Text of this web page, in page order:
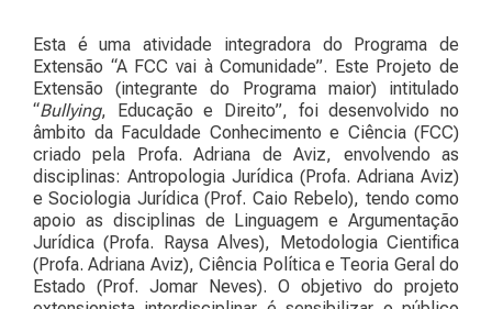
Esta é uma atividade integradora do Programa de
Extensão “A FCC vai à Comunidade”. Este Projeto de
Extensão (integrante do Programa maior) intitulado
“Bullying, Educação e Direito”, foi desenvolvido no
âmbito da Faculdade Conhecimento e Ciência (FCC)
criado pela Profa. Adriana de Aviz, envolvendo as
disciplinas: Antropologia Jurídica (Profa. Adriana Aviz)
e Sociologia Jurídica (Prof. Caio Rebelo), tendo como
apoio as disciplinas de Linguagem e Argumentação
Jurídica (Profa. Raysa Alves), Metodologia Cientifica
(Profa. Adriana Aviz), Ciência Política e Teoria Geral do
Estado (Prof. Jomar Neves). O objetivo do projeto